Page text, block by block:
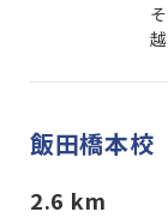
飯田橋本校
2.6 km